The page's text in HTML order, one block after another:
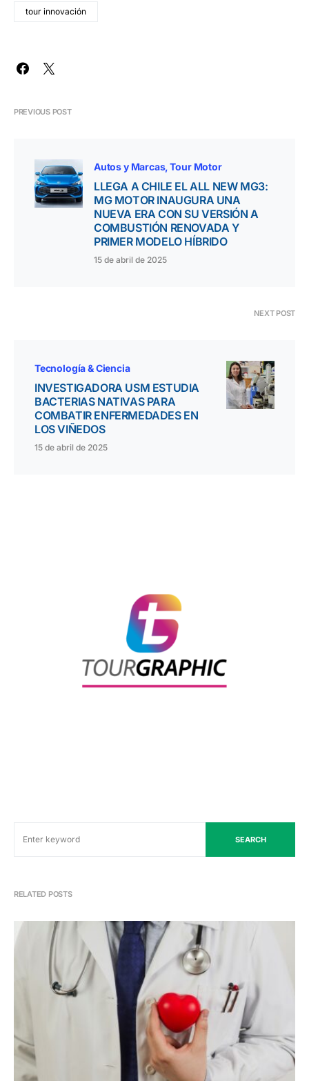
tour innovación
PREVIOUS POST
Autos y Marcas Tour Motor
LLEGA A CHILE EL ALL NEW MG3:
MG MOTOR INAUGURA UNA
NUEVA ERA CON SU VERSIÓN A
COMBUSTIÓN RENOVADA Y
PRIMER MODELO HÍBRIDO
15 de abril de 2025
NEXT POST
Tecnología & Ciencia
INVESTIGADORA USM ESTUDIA
BACTERIAS NATIVAS PARA
COMBATIR ENFERMEDADES EN
LOS VIÑEDOS
15 de abril de 2025
SEARCH
RELATED POSTS